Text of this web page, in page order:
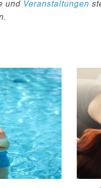
und Veranstaltungen